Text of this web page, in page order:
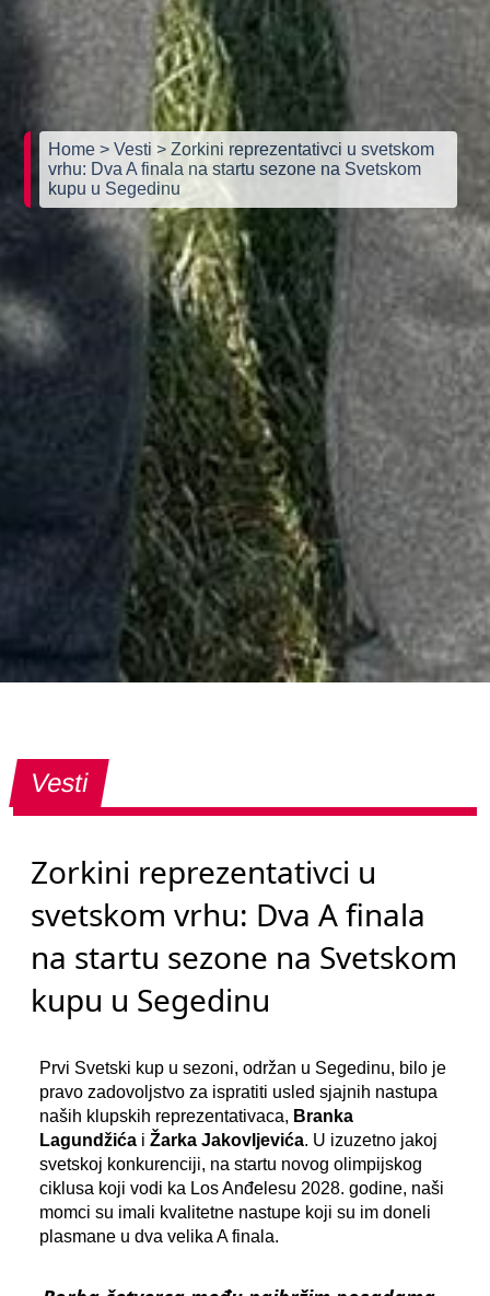
Home> Vesti> Zorkini reprezentativci u svetskom
vrhu: Dva A finala na startu sezone na Svetskom
kupu u Segedinu
Vesti
Zorkini reprezentativci u
svetskom vrhu: Dva A finala
na startu sezone na Svetskom
kupu u Segedinu
Prvi Svetski kup u sezoni, održan u Segedinu, bilo je
pravo zadovoljstvo za ispratiti usled sjajnih nastupa
naših klupskih reprezentativaca, Branka
Lagundžića i Žarka Jakovljevića. U izuzetno jakoj
svetskoj konkurenciji, na startu novog olimpijskog
ciklusa koji vodi ka Los Anđelesu 2028. godine, naši
momci su imali kvalitetne nastupe koji su im doneli
plasmane u dva velika A finala.